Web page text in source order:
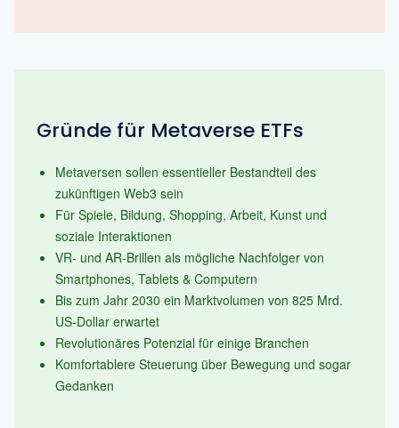
Gründe für Metaverse ETFs
Metaversen sollen essentieller Bestandteil des
zukünftigen Web3 sein
Für Spiele, Bildung, Shopping, Arbeit, Kunst und
soziale Interaktionen
VR- und AR-Brillen als mögliche Nachfolger von
Smartphones, Tablets & Computern
Bis zum Jahr 2030 ein Marktvolumen von 825 Mrd.
US-Dollar erwartet
Revolutionäres Potenzial für einige Branchen
Komfortablere Steuerung über Bewegung und sogar
Gedanken